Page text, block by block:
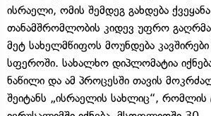
ისრაელი, ომის შემდეგ გახდება
თანამშრომლობის კიდევ უფრო
მეტ სახელმწიფოს მოუნდება კავშირები
სფეროში. სახალხო დიპლომატია
ნაწილი და ამ პროცესში თავის
შეიტანს „ისრაელის სახლიც“, რომლის